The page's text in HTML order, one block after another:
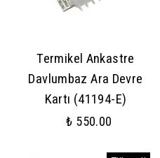
Termikel Ankastre
Davlumbaz Ara Devre
Kartı (41194-E)
₺ 550.00